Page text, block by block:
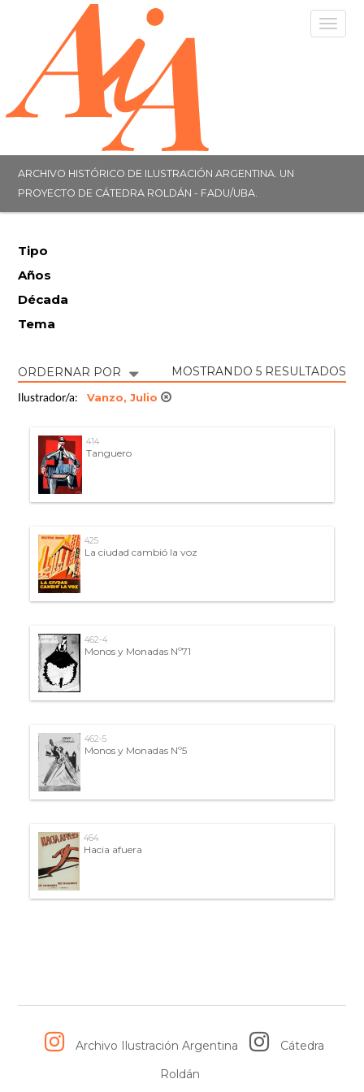
ARCHIVO HISTÓRICO DE ILUSTRACIÓN ARGENTINA. UN
PROYECTO DE CÁTEDRA ROLDÁN - FADU/UBA.
Tipo
Años
Década
Tema
ORDERNAR POR MOSTRANDO 5 RESULTADOS
Ilustrador/a: Vanzo, Julio
414
Tanguero
425
La ciudad cambió la voz
462-4
Monos y Monadas Nº71
462-5
Monos y Monadas Nº5
464
Hacia afuera
Archivo Ilustración Argentina
Cátedra
Roldán